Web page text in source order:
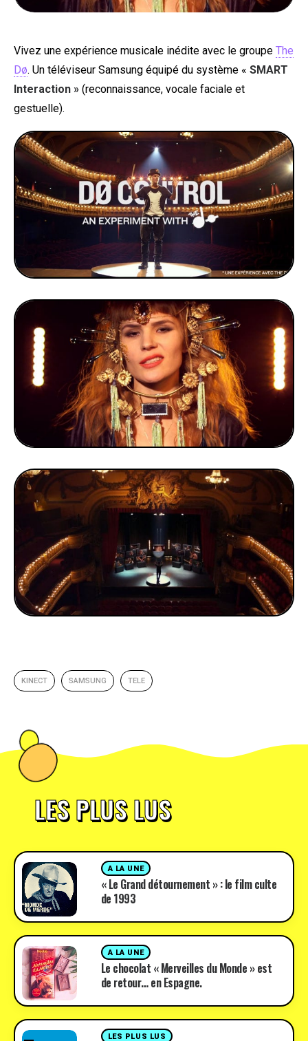
Vivez une expérience musicale inédite avec le groupe The
Dø. Un téléviseur Samsung équipé du système « SMART
Interaction » (reconnaissance, vocale faciale et
gestuelle).
KINECT SAMSUNG TELE
LES PLUS LUS
A LA UNE
« Le Grand détournement » : le film culte
de 1993
A LA UNE
Le chocolat « Merveilles du Monde » est
de retour… en Espagne.
LES PLUS LUS